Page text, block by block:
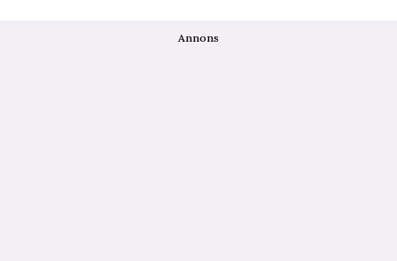
Annons